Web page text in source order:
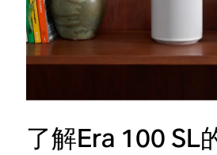
了解Era 100 SL